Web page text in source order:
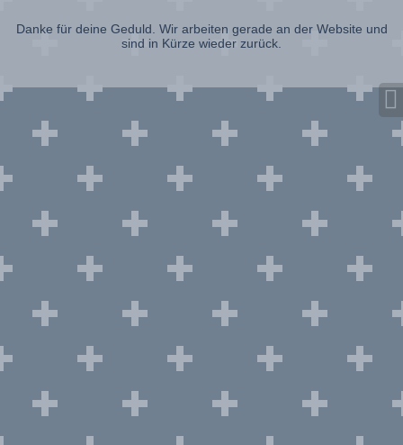
Danke für deine Geduld. Wir arbeiten gerade an der Website und
sind in Kürze wieder zurück.